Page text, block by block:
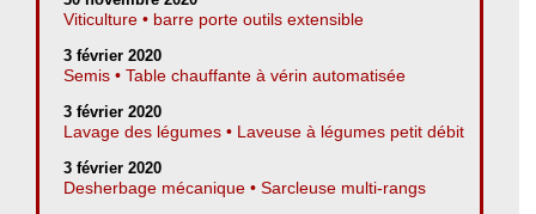
Viticulture • barre porte outils extensible
3 février 2020
Semis • Table chauffante à vérin automatisée
3 février 2020
Lavage des légumes • Laveuse à légumes petit débit
3 février 2020
Desherbage mécanique • Sarcleuse multi-rangs